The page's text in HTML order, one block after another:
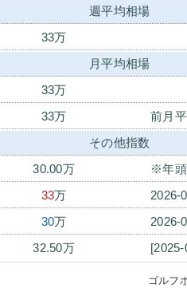
週平均相場
33万
月平均相場
33万
33万
前月
その他指数
30.00万
※年頭
33万
2026-
30万
2026-
32.50万
ゴルフ